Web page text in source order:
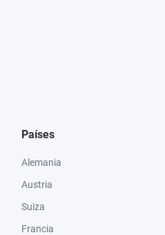
Países
Alemania
Austria
Suiza
Francia